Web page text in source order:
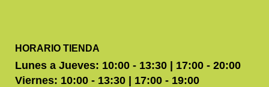
HORARIO TIENDA
Lunes a Jueves: 10:00 - 13:30 | 17:00 - 20:00
Viernes: 10:00 - 13:30 | 17:00 - 19:00